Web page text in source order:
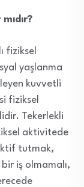
fiziksel
yaşlanma
kuvvetli
fiziksel
Tekerlekli
aktivitede
tutmak,
iş olmamalı,